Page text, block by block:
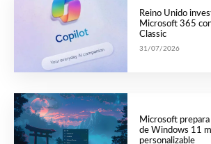
Reino Unido
Microsoft 365
Classic
31/07/2026
Microsoft
de Windows 11
personalizable